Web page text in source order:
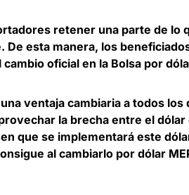
retener una parte de lo
. De esta manera, los
oficial en la Bolsa por
ventaja cambiaria a todos los
la brecha entre el
que se implementará este
al cambiarlo por dólar